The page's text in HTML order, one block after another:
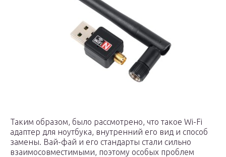
Таким образом, было рассмотрено, что такое Wi-Fi
адаптер для ноутбука, внутренний его вид и способ
замены. Вай-фай и его стандарты стали сильно
взаимосовместимыми, поэтому особых проблем